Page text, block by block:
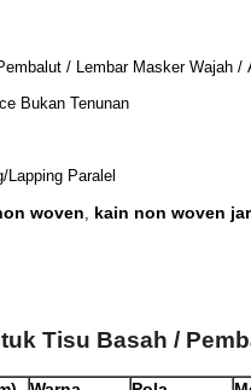
/ Lembar Masker Wajah /
Bukan Tenunan
Lapping Paralel
woven, kain non woven
Tisu Basah /